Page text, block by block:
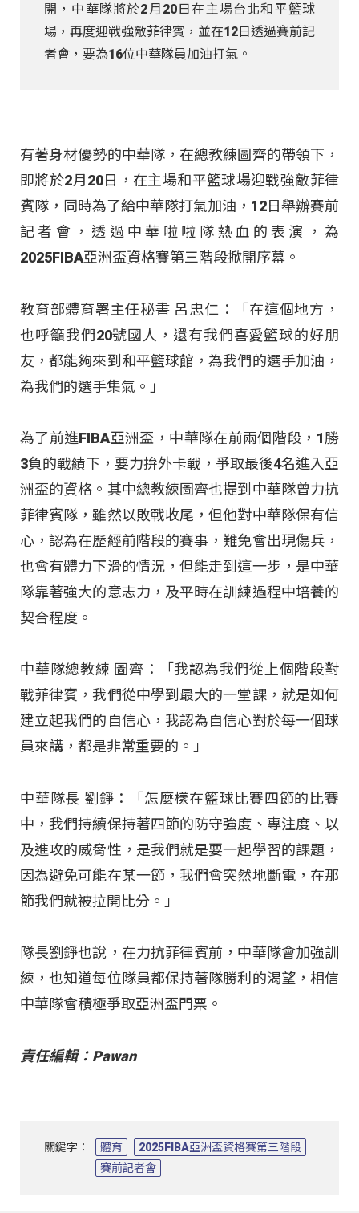
開，中華隊將於2月20日在主場台北和平籃球
場，再度迎戰強敵菲律賓，並在12日透過賽前記
者會，要為16位中華隊員加油打氣。
有著身材優勢的中華隊，在總教練圖齊的帶領下，
即將於2月20日，在主場和平籃球場迎戰強敵菲律
賓隊，同時為了給中華隊打氣加油，12日舉辦賽前
記者會，透過中華啦啦隊熱血的表演，為
2025FIBA亞洲盃資格賽第三階段掀開序幕。
教育部體育署主任秘書 呂忠仁：「在這個地方，
也呼籲我們20號國人，還有我們喜愛籃球的好朋
友，都能夠來到和平籃球館，為我們的選手加油，
為我們的選手集氣。」
為了前進FIBA亞洲盃，中華隊在前兩個階段，1勝
3負的戰績下，要力拚外卡戰，爭取最後4名進入亞
洲盃的資格。其中總教練圖齊也提到中華隊曾力抗
菲律賓隊，雖然以敗戰收尾，但他對中華隊保有信
心，認為在歷經前階段的賽事，難免會出現傷兵，
也會有體力下滑的情況，但能走到這一步，是中華
隊靠著強大的意志力，及平時在訓練過程中培養的
契合程度。
中華隊總教練 圖齊：「我認為我們從上個階段對
戰菲律賓，我們從中學到最大的一堂課，就是如何
建立起我們的自信心，我認為自信心對於每一個球
員來講，都是非常重要的。」
中華隊長 劉錚：「怎麼樣在籃球比賽四節的比賽
中，我們持續保持著四節的防守強度、專注度、以
及進攻的威脅性，是我們就是要一起學習的課題，
因為避免可能在某一節，我們會突然地斷電，在那
節我們就被拉開比分。」
隊長劉錚也說，在力抗菲律賓前，中華隊會加強訓
練，也知道每位隊員都保持著隊勝利的渴望，相信
中華隊會積極爭取亞洲盃門票。
責任編輯：Pawan
關鍵字： 體育
2025FIBA亞洲盃資格賽第三階段
賽前記者會